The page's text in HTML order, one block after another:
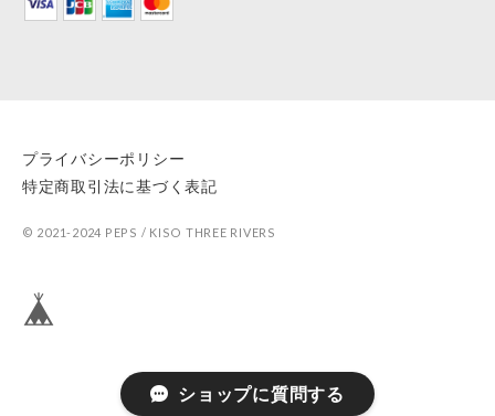
プライバシーポリシー
特定商取引法に基づく表記
© 2021-2024 PEPS / KISO THREE RIVERS
ショップに質問する